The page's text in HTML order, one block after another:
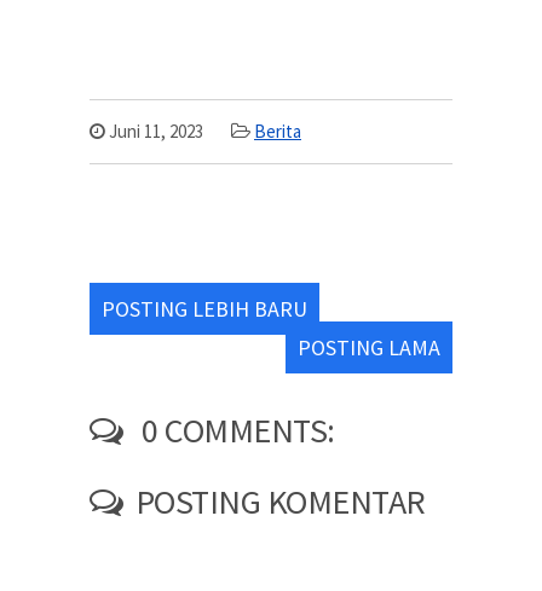
Juni 11, 2023 Berita
POSTING LEBIH BARU
POSTING LAMA
0 COMMENTS:
POSTING KOMENTAR